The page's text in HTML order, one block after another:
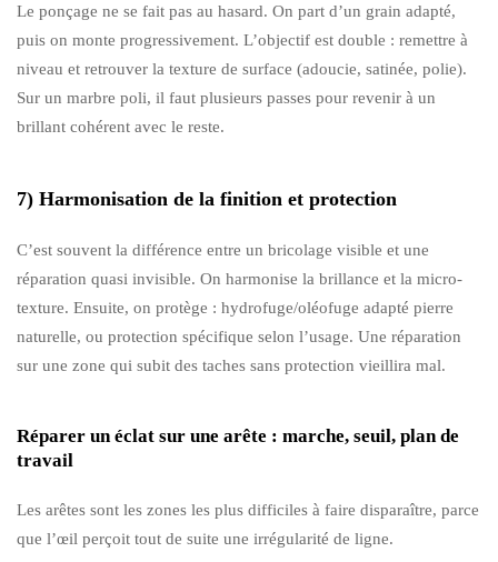
Le ponçage ne se fait pas au hasard. On part d’un grain adapté,
puis on monte progressivement. L’objectif est double : remettre à
niveau et retrouver la texture de surface (adoucie, satinée, polie).
Sur un marbre poli, il faut plusieurs passes pour revenir à un
brillant cohérent avec le reste.
7) Harmonisation de la finition et protection
C’est souvent la différence entre un bricolage visible et une
réparation quasi invisible. On harmonise la brillance et la micro-
texture. Ensuite, on protège : hydrofuge/oléofuge adapté pierre
naturelle, ou protection spécifique selon l’usage. Une réparation
sur une zone qui subit des taches sans protection vieillira mal.
Réparer un éclat sur une arête : marche, seuil, plan de
travail
Les arêtes sont les zones les plus difficiles à faire disparaître, parce
que l’œil perçoit tout de suite une irrégularité de ligne.